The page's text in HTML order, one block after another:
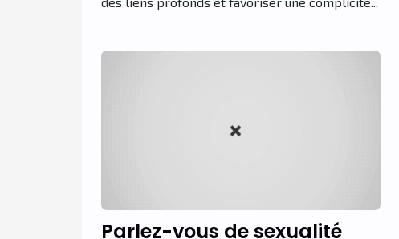
Parlez-vous de sexualité